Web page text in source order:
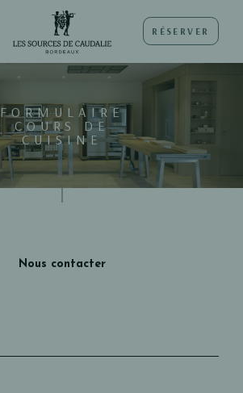
RÉSERVER
FORMULAIRE
COURS DE
CUISINE
Nous contacter